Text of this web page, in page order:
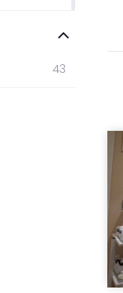
43